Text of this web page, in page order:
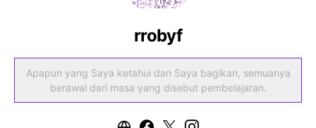
rrobyf
Apapun yang Saya ketahui dan Saya bagikan, semuanya
berawal dari masa yang disebut pembelajaran.